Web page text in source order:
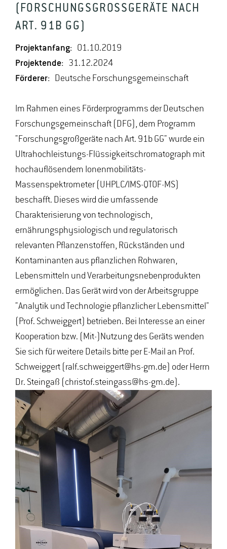
(FORSCHUNGSGROSSGERÄTE NACH
ART. 91B GG)
Projektanfang: 01.10.2019
Projektende: 31.12.2024
Förderer: Deutsche Forschungsgemeinschaft
Im Rahmen eines Förderprogramms der Deutschen
Forschungsgemeinschaft (DFG), dem Programm
"Forschungsgroßgeräte nach Art. 91b GG" wurde ein
Ultrahochleistungs-Flüssigkeitschromatograph mit
hochauflösendem Ionenmobilitäts-
Massenspektrometer (UHPLC/IMS-QTOF-MS)
beschafft. Dieses wird die umfassende
Charakterisierung von technologisch,
ernährungsphysiologisch und regulatorisch
relevanten Pflanzenstoffen, Rückständen und
Kontaminanten aus pflanzlichen Rohwaren,
Lebensmitteln und Verarbeitungsnebenprodukten
ermöglichen. Das Gerät wird von der Arbeitsgruppe
"Analytik und Technologie pflanzlicher Lebensmittel"
(Prof. Schweiggert) betrieben. Bei Interesse an einer
Kooperation bzw. (Mit-)Nutzung des Geräts wenden
Sie sich für weitere Details bitte per E-Mail an Prof.
Schweiggert (ralf.schweiggert@hs-gm.de) oder Herrn
Dr. Steingaß (christof.steingass@hs-gm.de).